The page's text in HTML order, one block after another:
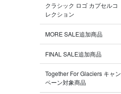
クラシック ロゴ カプセルコ
レクション
MORE SALE追加商品
FINAL SALE追加商品
Together For Glaciers キャン
ペーン対象商品